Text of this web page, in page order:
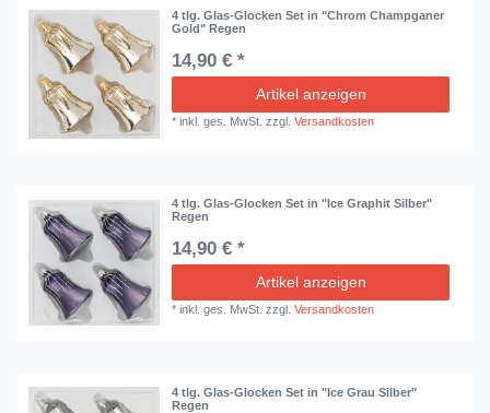
4 tlg. Glas-Glocken Set in "Chrom Champganer
Gold" Regen
14,90 € *
Artikel anzeigen
*inkl. ges. MwSt. zzgl.Versandkosten
4 tlg. Glas-Glocken Set in "Ice Graphit Silber"
Regen
14,90 € *
Artikel anzeigen
*inkl. ges. MwSt. zzgl.Versandkosten
4 tlg. Glas-Glocken Set in "Ice Grau Silber"
Regen